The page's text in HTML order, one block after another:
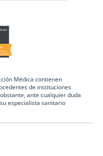
Médica contienen
de instituciones
ante cualquier duda
especialista sanitario